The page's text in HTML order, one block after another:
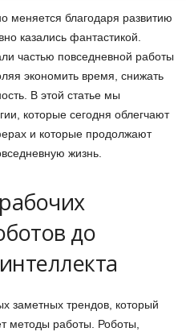
меняется благодаря развитию
казались фантастикой.
частью повседневной работы
экономить время, снижать
В этой статье мы
которые сегодня облегчают
и которые продолжают
жизнь.
до
заметных трендов, который
методы работы. Роботы,